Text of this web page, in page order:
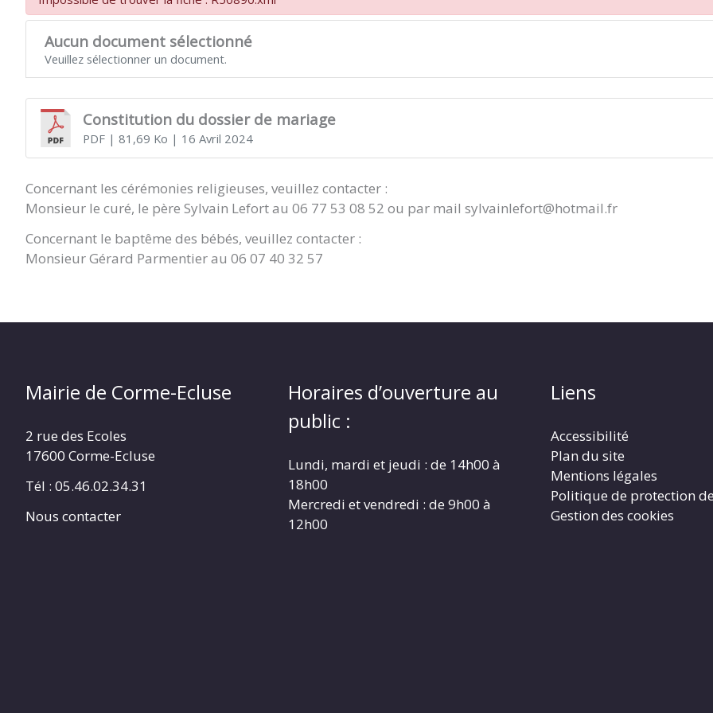
Aucun document sélectionné
Veuillez sélectionner un document.
Constitution du dossier de mariage
PDF| 81,69 Ko | 16 Avril 2024
Concernant les cérémonies religieuses, veuillez contacter :
Monsieur le curé, le père Sylvain Lefort au 06 77 53 08 52 ou par mail sylvainlefort@hotmail.fr
Concernant le baptême des bébés, veuillez contacter :
Monsieur Gérard Parmentier au 06 07 40 32 57
Mairie de Corme-Ecluse
2 rue des Ecoles
17600 Corme-Ecluse
Tél : 05.46.02.34.31
Nous contacter
Horaires d’ouverture au
public :
Lundi, mardi et jeudi : de 14h00 à
18h00
Mercredi et vendredi : de 9h00 à
12h00
Liens
Accessibilité
Plan du site
Mentions légales
Politique de protection
Gestion des cookies